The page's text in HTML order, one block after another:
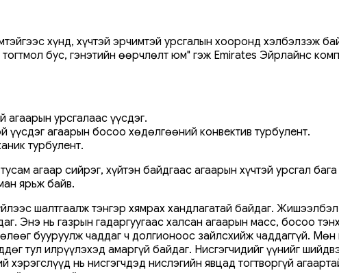
хүнд, хүчтэй эрчимтэй урсгалын хооронд хэлбэлзэж
бус, гэнэтийн өөрчлөлт юм" гэж Emirates Эйрлайнс
агаарын урсгалаас үүсдэг.
үүсдэг агаарын босоо хөдөлгөөний конвектив турбулент.
турбулент.
агаар сийрэг, хүйтэн байдгаас агаарын хүчтэй урсгал
ярьж байв.
шалтгаалж тэнгэр хямрах хандлагатай байдаг.
Энэ нь газрын гадаргуугаас халсан агаарын масс, босоо
бууруулж чаддаг ч долгионоос зайлсхийж чаддаггүй. Мөн
тул илрүүлэхэд амаргүй байдаг. Нисгэгчидийг үүнийг
нь нисгэгчдэд нислэгийн явцад тогтворгүй